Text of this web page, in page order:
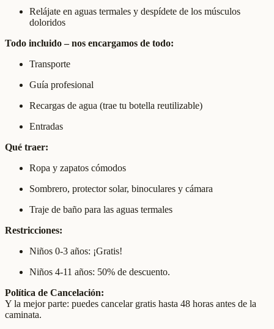
Relájate en aguas termales y despídete de los músculos
doloridos
Todo incluido – nos encargamos de todo:
Transporte
Guía profesional
Recargas de agua (trae tu botella reutilizable)
Entradas
Qué traer:
Ropa y zapatos cómodos
Sombrero, protector solar, binoculares y cámara
Traje de baño para las aguas termales
Restricciones:
Niños 0-3 años: ¡Gratis!
Niños 4-11 años: 50% de descuento.
Política de Cancelación:
Y la mejor parte: puedes cancelar gratis hasta 48 horas antes de la
caminata.